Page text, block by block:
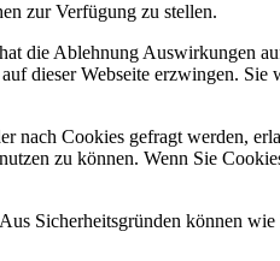
zur Verfügung zu stellen.
die Ablehnung Auswirkungen
dieser Webseite erzwingen.
nach Cookies gefragt werden,
zu können. Wenn Sie
Sicherheitsgründen können